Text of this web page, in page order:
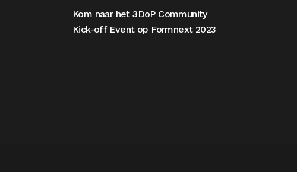
Kom naar het 3DoP Community
Kick-off Event op Formnext 2023